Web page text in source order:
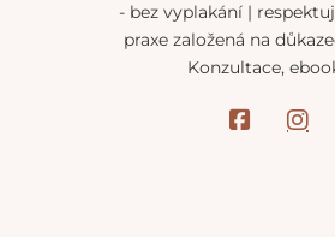
- bez vyplakání |
praxe založená na
Konzultace,